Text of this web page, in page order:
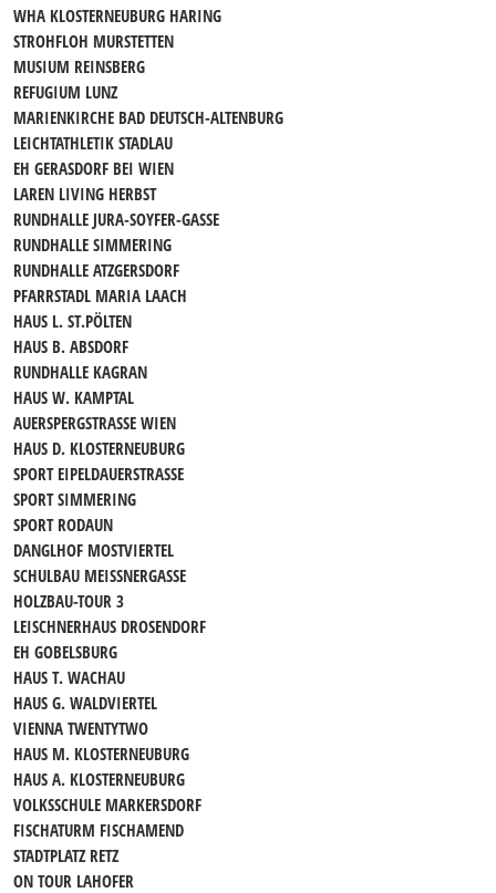
WHA KLOSTERNEUBURG HARING
STROHFLOH MURSTETTEN
MUSIUM REINSBERG
REFUGIUM LUNZ
MARIENKIRCHE BAD DEUTSCH-ALTENBURG
LEICHTATHLETIK STADLAU
EH GERASDORF BEI WIEN
LAREN LIVING HERBST
RUNDHALLE JURA-SOYFER-GASSE
RUNDHALLE SIMMERING
RUNDHALLE ATZGERSDORF
PFARRSTADL MARIA LAACH
HAUS L. ST.PÖLTEN
HAUS B. ABSDORF
RUNDHALLE KAGRAN
HAUS W. KAMPTAL
AUERSPERGSTRASSE WIEN
HAUS D. KLOSTERNEUBURG
SPORT EIPELDAUERSTRASSE
SPORT SIMMERING
SPORT RODAUN
DANGLHOF MOSTVIERTEL
SCHULBAU MEISSNERGASSE
HOLZBAU-TOUR 3
LEISCHNERHAUS DROSENDORF
EH GOBELSBURG
HAUS T. WACHAU
HAUS G. WALDVIERTEL
VIENNA TWENTYTWO
HAUS M. KLOSTERNEUBURG
HAUS A. KLOSTERNEUBURG
VOLKSSCHULE MARKERSDORF
FISCHATURM FISCHAMEND
STADTPLATZ RETZ
ON TOUR LAHOFER